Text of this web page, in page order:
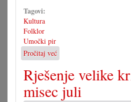
Tagovi:
Kultura
Folklor
Umočki pir
Pročitaj već
Jubilarna
predstava
umočkoga
pira
Rješenje velike
misec juli